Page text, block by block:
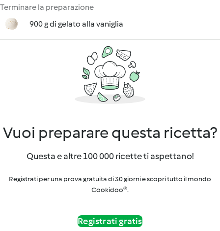
Terminare la preparazione
900 g di gelato alla vaniglia
Vuoi preparare questa ricetta?
Questa e altre 100 000 ricette ti aspettano!
Registrati per una prova gratuita di 30 giorni e scopri tutto il mondo
Cookidoo®.
Registrati gratis